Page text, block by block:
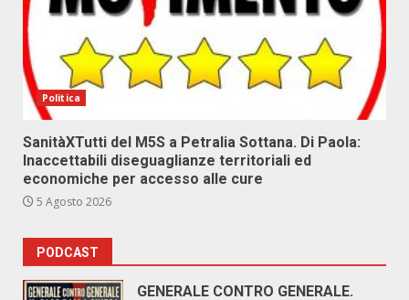
Politica
SanitàXTutti del M5S a Petralia Sottana. Di Paola:
Inaccettabili diseguaglianze territoriali ed
economiche per accesso alle cure
5 Agosto 2026
PODCAST
GENERALE CONTRO GENERALE.